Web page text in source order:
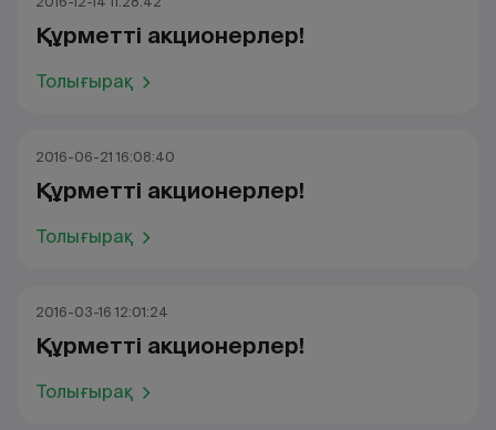
Құрметті акционерлер!
Толығырақ
2016-06-21 16:08:40
Құрметті акционерлер!
Толығырақ
2016-03-16 12:01:24
Құрметті акционерлер!
Толығырақ